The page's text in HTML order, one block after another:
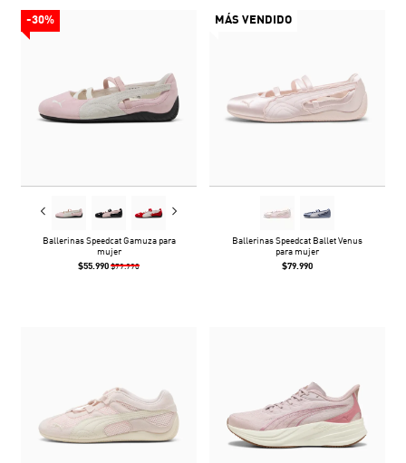
-30%
Ballerinas Speedcat Gamuza para
mujer
$55.990 $79.990
MÁS VENDIDO
Ballerinas Speedcat Ballet Venus
para mujer
$79.990